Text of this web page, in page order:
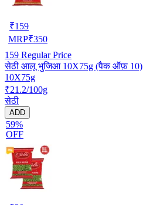
₹159
MRP₹350
159 Regular Price
सेठी आलू भुजिआ 10X75g (पैक ऑफ़ 10)
10X75g
₹21.2/100g
सेठी
ADD
59%
OFF